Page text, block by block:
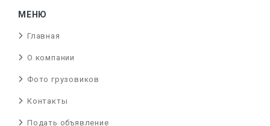
МЕНЮ
Главная
О компании
Фото грузовиков
Контакты
Подать объявление